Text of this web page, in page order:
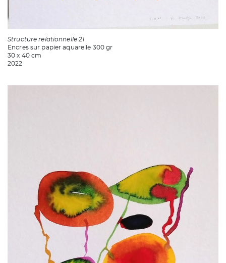
Structure relationnelle 21
Encres sur papier aquarelle 300 gr
30 x 40 cm
2022